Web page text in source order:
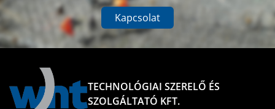
Kapcsolat
TECHNOLÓGIAI SZERELŐ ÉS
SZOLGÁLTATÓ KFT.